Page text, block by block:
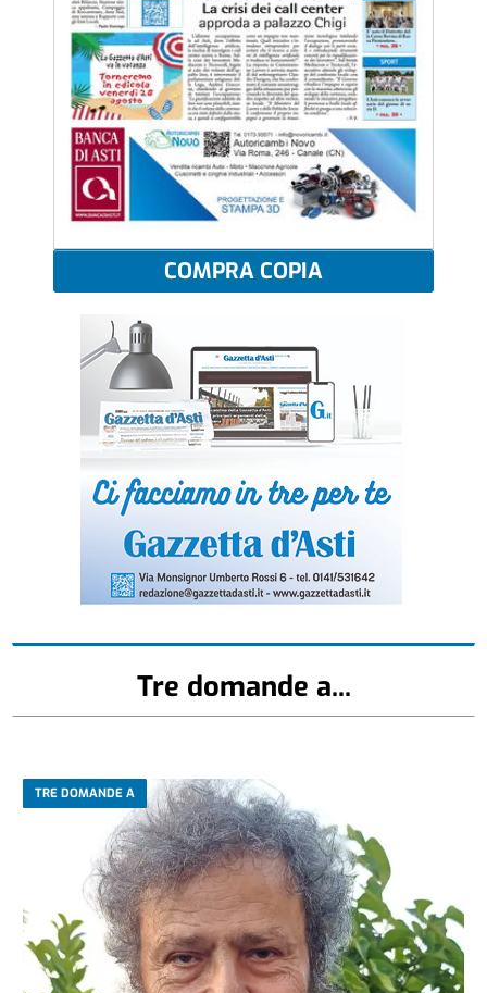
COMPRA COPIA
Tre domande a...
TRE DOMANDE A